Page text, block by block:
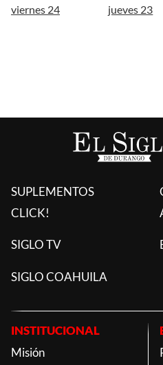
viernes 24 jueves 23
SUPLEMENTOS
CLICK!
SIGLO TV
SIGLO COAHUILA
INSTITUCIONAL
Misión